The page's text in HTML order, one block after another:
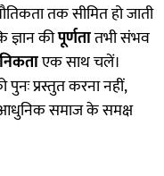
तक सीमित हो जाती
ज्ञान कीपूर्णतातभी संभव
एक साथ चलें।
प्रस्तुत करना नहीं,
समाज के समक्ष